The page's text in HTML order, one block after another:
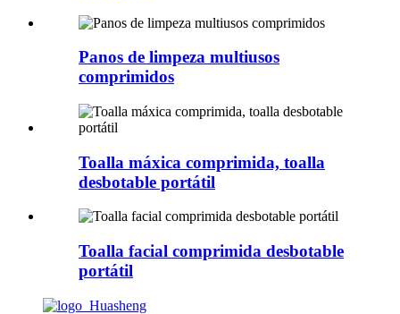
Panos de limpeza multiusos
comprimidos
Toalla máxica comprimida, toalla
desbotable portátil
Toalla facial comprimida desbotable
portátil